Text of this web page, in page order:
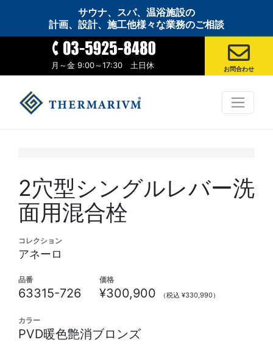
サウナ、スパ、温浴施設の
計画、設計、施工他様々な業務のご相談
月～金 9:00～17:30 土日休 お問合わせ
2穴型シングルレバー洗
面用混合栓
コレクション
アネーロ
品番
63315-726
価格
¥300,900 （税込 ¥330,990）
カラー
PVD暖色艶消ブロンズ